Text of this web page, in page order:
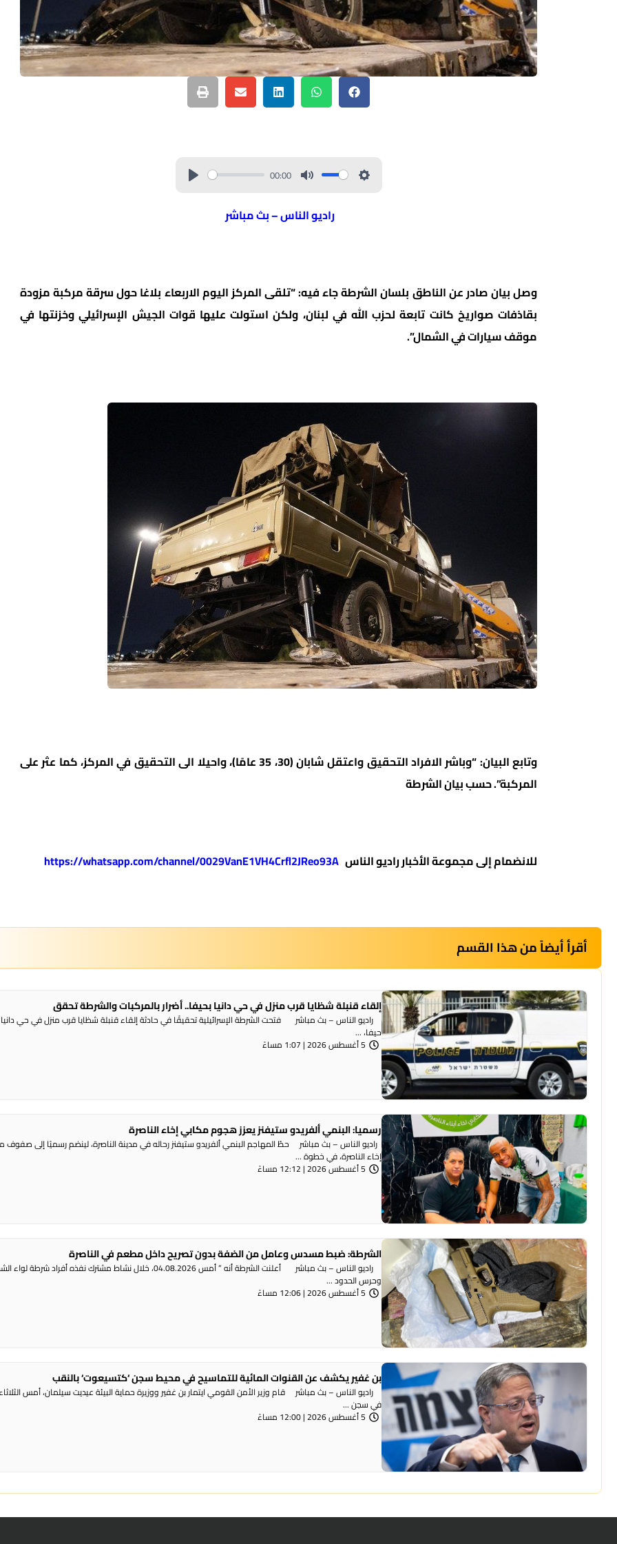
00:00
راديو الناس – بث مباشر
وصل بيان صادر عن الناطق بلسان الشرطة جاء فيه: “تلقى المركز اليوم الاربعاء بلاغا حول سرقة مركبة مزودة
بقاذفات صواريخ كانت تابعة لحزب الله في لبنان، ولكن استولت عليها قوات الجيش الإسرائيلي وخزنتها في
موقف سيارات في الشمال”.
وتابع البيان: “وباشر الافراد التحقيق واعتقل شابان (30، 35 عامًا)، واحيلا الى التحقيق في المركز، كما عثر على
المركبة”. حسب بيان الشرطة
للانضمام إلى مجموعة الأخبار راديو الناس
أقرأ أيضاً من هذا القسم
إلقاء قنبلة شظايا قرب منزل في حي دانيا بحيفا.. أضرار بالمركبات والشرطة تحقق
راديو الناس – بث مباشر فتحت الشرطة الإسرائيلية تحقيقًا في حادثة إلقاء قنبلة شظايا قرب منزل في حي دانيا
حيفا، ...
5 أغسطس 2026 | 1:07 مساءً
رسميا: البنمي ألفريدو ستيفنز يعزز هجوم مكابي إخاء الناصرة
راديو الناس – بث مباشر حطّ المهاجم البنمي ألفريدو ستيفنز رحاله في مدينة الناصرة، لينضم رسميًا إلى صفوف
إخاء الناصرة، في خطوة ...
5 أغسطس 2026 | 12:12 مساءً
الشرطة: ضبط مسدس وعامل من الضفة بدون تصريح داخل مطعم في الناصرة
راديو الناس – بث مباشر أعلنت الشرطة أنه ” أمس 04.08.2026، خلال نشاط مشترك نفذه أفراد شرطة
وحرس الحدود ...
5 أغسطس 2026 | 12:06 مساءً
بن غفير يكشف عن القنوات المائية للتماسيح في محيط سجن ‘كتسيعوت‘ بالنقب
راديو الناس – بث مباشر قام وزير الأمن القومي ايتمار بن غفير ووزيرة حماية البيئة عيديت سيلمان، أمس
في سجن ...
5 أغسطس 2026 | 12:00 مساءً